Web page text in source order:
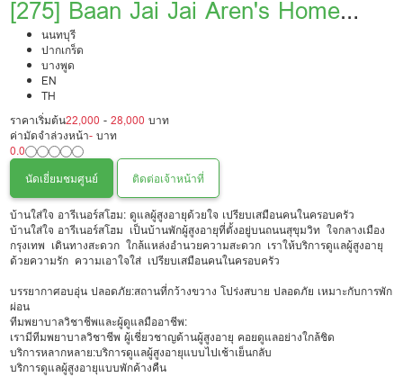
รีเนอร์สโฮม การดูแลผู้สูงอายุ
หรือผู้มีภาวะพึ่งพิง
[275] Baan Jai Jai Aren's Home
Caring for the Elderly or Dependent
Persons
นนทบุรี
ปากเกร็ด
บางพูด
EN
TH
ราคาเริ่มต้น22,000 -28,000 บาท
ค่ามัดจำล่วงหน้า- บาท
0.0
นัดเยี่ยมชมศูนย์
ติดต่อเจ้าหน้าที่
บ้านใส่ใจ อารีเนอร์สโฮม: ดูแลผู้สูงอายุด้วยใจ เปรียบเสมือนคนในครอบครัว
บ้านใส่ใจ อารีเนอร์สโฮม เป็นบ้านพักผู้สูงอายุที่ตั้งอยู่บนถนนสุขุมวิท ใจกลางเมือง
กรุงเทพ เดินทางสะดวก ใกล้แหล่งอำนวยความสะดวก เราให้บริการดูแลผู้สูงอายุ
ด้วยความรัก ความเอาใจใส่ เปรียบเสมือนคนในครอบครัว
บรรยากาศอบอุ่น ปลอดภัย:สถานที่กว้างขวาง โปร่งสบาย ปลอดภัย เหมาะกับการพัก
ผ่อน
ทีมพยาบาลวิชาชีพและผู้ดูแลมืออาชีพ:
เรามีทีมพยาบาลวิชาชีพ ผู้เชี่ยวชาญด้านผู้สูงอายุ คอยดูแลอย่างใกล้ชิด
บริการหลากหลาย:บริการดูแลผู้สูงอายุแบบไปเช้าเย็นกลับ
บริการดูแลผู้สูงอายุแบบพักค้างคืน